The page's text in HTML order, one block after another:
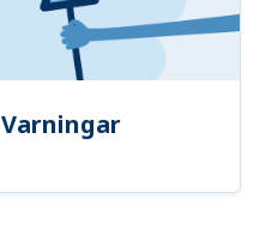
Varningar